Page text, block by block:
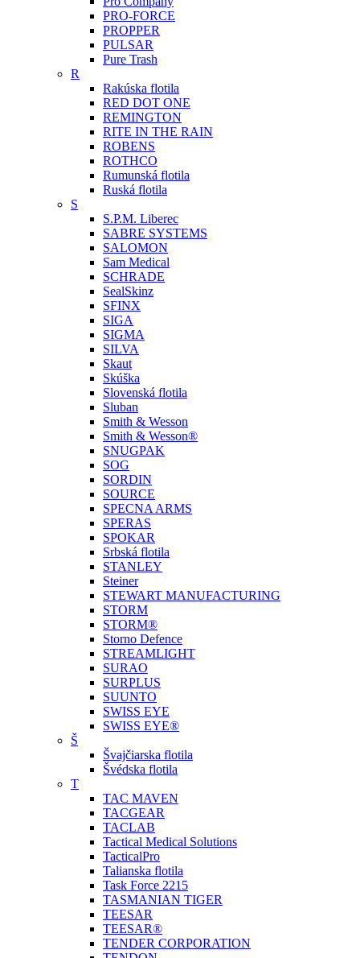
PRO-FORCE
PROPPER
PULSAR
Pure Trash
R
Rakúska flotila
RED DOT ONE
REMINGTON
RITE IN THE RAIN
ROBENS
ROTHCO
Rumunská flotila
Ruská flotila
S
S.P.M. Liberec
SABRE SYSTEMS
SALOMON
Sam Medical
SCHRADE
SealSkinz
SFINX
SIGA
SIGMA
SILVA
Skaut
Skúška
Slovenská flotila
Sluban
Smith & Wesson
Smith & Wesson®
SNUGPAK
SOG
SORDIN
SOURCE
SPECNA ARMS
SPERAS
SPOKAR
Srbská flotila
STANLEY
Steiner
STEWART MANUFACTURING
STORM
STORM®
Storno Defence
STREAMLIGHT
SURAO
SURPLUS
SUUNTO
SWISS EYE
SWISS EYE®
Š
Švajčiarska flotila
Švédska flotila
T
TAC MAVEN
TACGEAR
TACLAB
Tactical Medical Solutions
TacticalPro
Talianska flotila
Task Force 2215
TASMANIAN TIGER
TEESAR
TEESAR®
TENDER CORPORATION